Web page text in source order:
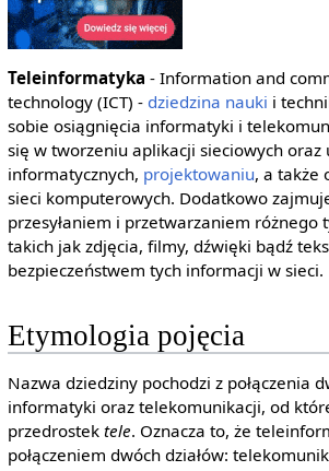
Teleinformatyka - Information and
technology (ICT) - dziedzina nauki i
sobie osiągnięcia informatyki i
się w tworzeniu aplikacji sieciowych oraz
informatycznych, projektowaniu, a także
sieci komputerowych. Dodatkowo
przesyłaniem i przetwarzaniem różnego
takich jak zdjęcia, filmy, dźwięki bądź
bezpieczeństwem tych informacji w sieci.
Etymologia pojęcia
Nazwa dziedziny pochodzi z połączenia
informatyki oraz telekomunikacji, od
przedrostek tele. Oznacza to, że
połączeniem dwóch działów: